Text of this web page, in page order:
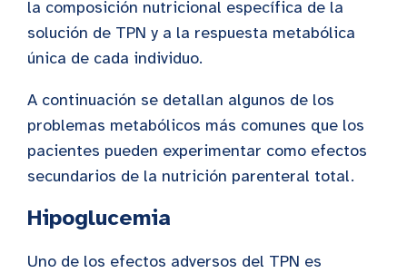
la composición nutricional específica de la
solución de TPN y a la respuesta metabólica
única de cada individuo.
A continuación se detallan algunos de los
problemas metabólicos más comunes que los
pacientes pueden experimentar como efectos
secundarios de la nutrición parenteral total.
Hipoglucemia
Uno de los efectos adversos del TPN es